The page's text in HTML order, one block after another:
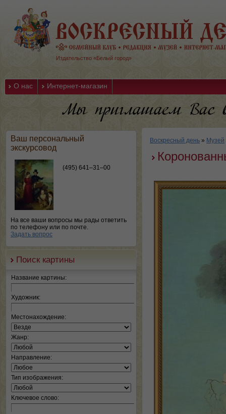
Издательство «Белый город»
О нас Интернет-магазин
Ваш персональный
экскурсовод
(495) 641–31–00
На все ваши вопросы мы рады ответить
по телефону или по почте.
Задать вопрос
Поиск картины
Название картины:
Художник:
Местонахождение:
Жанр:
Направление:
Тип изображения:
Ключевое слово:
Воскресный день » Музей